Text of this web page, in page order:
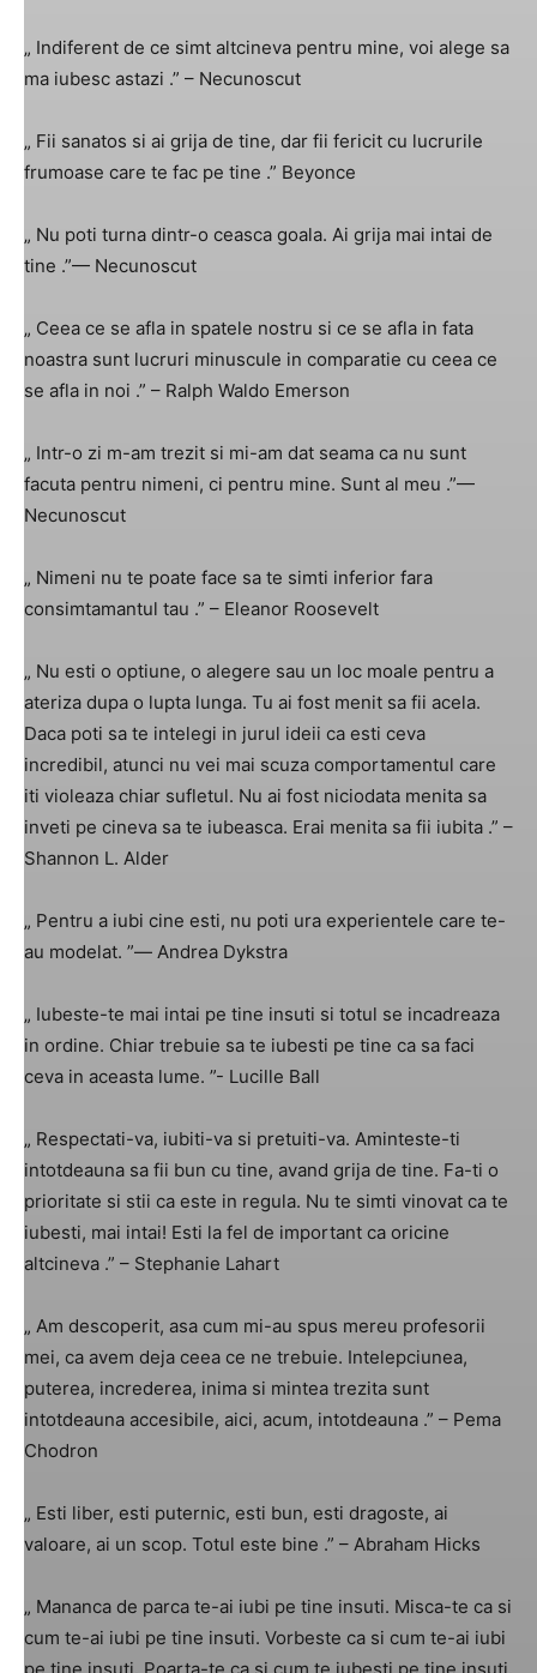
„ Indiferent de ce simt altcineva pentru mine, voi alege sa
ma iubesc astazi .” – Necunoscut
„ Fii sanatos si ai grija de tine, dar fii fericit cu lucrurile
frumoase care te fac pe tine .” Beyonce
„ Nu poti turna dintr-o ceasca goala. Ai grija mai intai de
tine .”— Necunoscut
„ Ceea ce se afla in spatele nostru si ce se afla in fata
noastra sunt lucruri minuscule in comparatie cu ceea ce
se afla in noi .” – Ralph Waldo Emerson
„ Intr-o zi m-am trezit si mi-am dat seama ca nu sunt
facuta pentru nimeni, ci pentru mine. Sunt al meu .”—
Necunoscut
„ Nimeni nu te poate face sa te simti inferior fara
consimtamantul tau .” – Eleanor Roosevelt
„ Nu esti o optiune, o alegere sau un loc moale pentru a
ateriza dupa o lupta lunga. Tu ai fost menit sa fii acela.
Daca poti sa te intelegi in jurul ideii ca esti ceva
incredibil, atunci nu vei mai scuza comportamentul care
iti violeaza chiar sufletul. Nu ai fost niciodata menita sa
inveti pe cineva sa te iubeasca. Erai menita sa fii iubita .” –
Shannon L. Alder
„ Pentru a iubi cine esti, nu poti ura experientele care te-
au modelat. ”― Andrea Dykstra
„ Iubeste-te mai intai pe tine insuti si totul se incadreaza
in ordine. Chiar trebuie sa te iubesti pe tine ca sa faci
ceva in aceasta lume. ”- Lucille Ball
„ Respectati-va, iubiti-va si pretuiti-va. Aminteste-ti
intotdeauna sa fii bun cu tine, avand grija de tine. Fa-ti o
prioritate si stii ca este in regula. Nu te simti vinovat ca te
iubesti, mai intai! Esti la fel de important ca oricine
altcineva .” – Stephanie Lahart
„ Am descoperit, asa cum mi-au spus mereu profesorii
mei, ca avem deja ceea ce ne trebuie. Intelepciunea,
puterea, increderea, inima si mintea trezita sunt
intotdeauna accesibile, aici, acum, intotdeauna .” – Pema
Chodron
„ Esti liber, esti puternic, esti bun, esti dragoste, ai
valoare, ai un scop. Totul este bine .” – Abraham Hicks
„ Mananca de parca te-ai iubi pe tine insuti. Misca-te ca si
cum te-ai iubi pe tine insuti. Vorbeste ca si cum te-ai iubi